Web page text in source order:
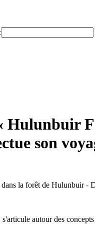
son
la forêt de Hulunbuir -
autour des